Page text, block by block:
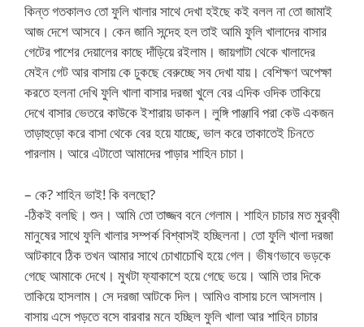
কিন্ত গতকালও তো ফুলি খালার সাথে দেখা হইছে কই বলল না তো জামাই
আজ দেশে আসবে। কেন জানি সন্দেহ হল তাই আমি ফুলি খালাদের বাসার
গেটের পাশের দেয়ালের কাছে দাঁড়িয়ে রইলাম। জায়গাটা থেকে খালাদের
মেইন গেট আর বাসায় কে ঢুকছে বেরুচ্ছে সব দেখা যায়। বেশিক্ষণ অপেক্ষা
করতে হলনা দেখি ফুলি খালা বাসার দরজা খুলে বের এদিক ওদিক তাকিয়ে
দেখে বাসার ভেতরে কাউকে ইশারায় ডাকল। লুঙ্গি পাঞ্জাবি পরা কেউ একজন
তাড়াহুড়ো করে বাসা থেকে বের হয়ে যাচ্ছে, ভাল করে তাকাতেই চিনতে
পারলাম। আরে এটাতো আমাদের পাড়ার শাহিন চাচা।
– কে? শাহিন ভাই! কি বলছো?
-ঠিকই বলছি। শুন। আমি তো তাজ্জব বনে গেলাম। শাহিন চাচার মত মুরব্বী
মানুষের সাথে ফুলি খালার সম্পর্ক বিশ্বাসই হচ্ছিলনা। তো ফুলি খালা দরজা
আটকাবে ঠিক তখন আমার সাথে চোখাচোখি হয়ে গেল। ভীষণভাবে ভড়কে
গেছে আমাকে দেখে। মুখটা ফ্যাকাশে হয়ে গেছে ভয়ে। আমি তার দিকে
তাকিয়ে হাসলাম। সে দরজা আটকে দিল। আমিও বাসায় চলে আসলাম।
বাসায় এসে পড়তে বসে বারবার মনে হচ্ছিল ফুলি খালা আর শাহিন চাচার